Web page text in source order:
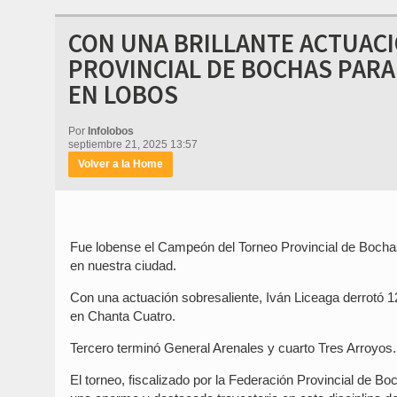
CON UNA BRILLANTE
PROVINCIAL DE BOCHAS
EN LOBOS
Por Infolobos
septiembre 21, 2025 13:57
Volver a la Home
Fue lobense el Campeón del Torneo Provincial de
en nuestra ciudad.
Con una actuación sobresaliente, Iván Liceaga derrotó
en Chanta Cuatro.
Tercero terminó General Arenales y cuarto Tres Arroyos.
El torneo, fiscalizado por la Federación Provincial de